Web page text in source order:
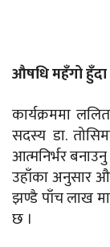
औषधि महँगो हुँदा
कार्यक्रममा
सदस्य डा.
आत्मनिर्भर
उहाँका अनुसार
झण्डै पाँच लाख
छ ।